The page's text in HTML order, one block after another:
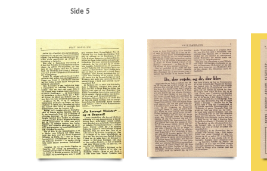
Side 5